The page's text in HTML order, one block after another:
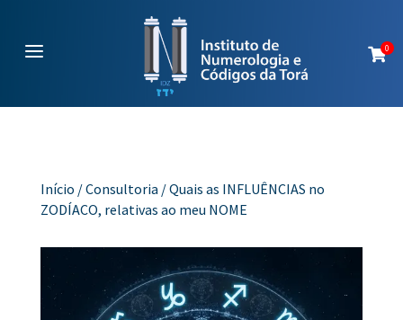
a 0
Início /Consultoria / Quais as INFLUÊNCIAS no
ZODÍACO, relativas ao meu NOME